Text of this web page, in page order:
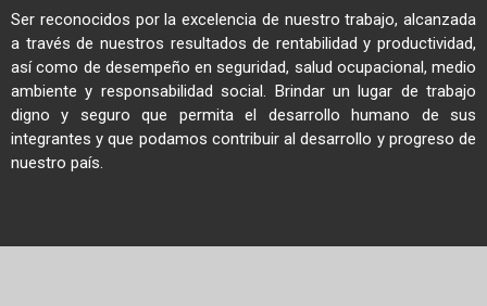
Ser reconocidos por la excelencia de nuestro trabajo, alcanzada
a través de nuestros resultados de rentabilidad y productividad,
así como de desempeño en seguridad, salud ocupacional, medio
ambiente y responsabilidad social. Brindar un lugar de trabajo
digno y seguro que permita el desarrollo humano de sus
integrantes y que podamos contribuir al desarrollo y progreso de
nuestro país.